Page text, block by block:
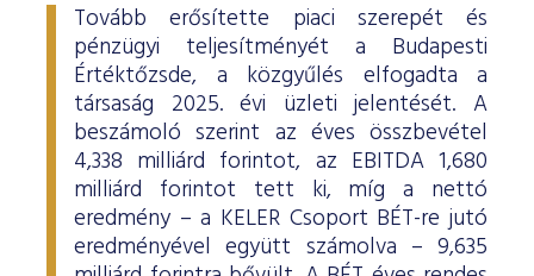
Tovább erősítette piaci szerepét és
pénzügyi teljesítményét a Budapesti
Értéktőzsde, a közgyűlés elfogadta a
társaság 2025. évi üzleti jelentését. A
beszámoló szerint az éves összbevétel
4,338 milliárd forintot, az EBITDA 1,680
milliárd forintot tett ki, míg a nettó
eredmény – a KELER Csoport BÉT-re jutó
eredményével együtt számolva – 9,635